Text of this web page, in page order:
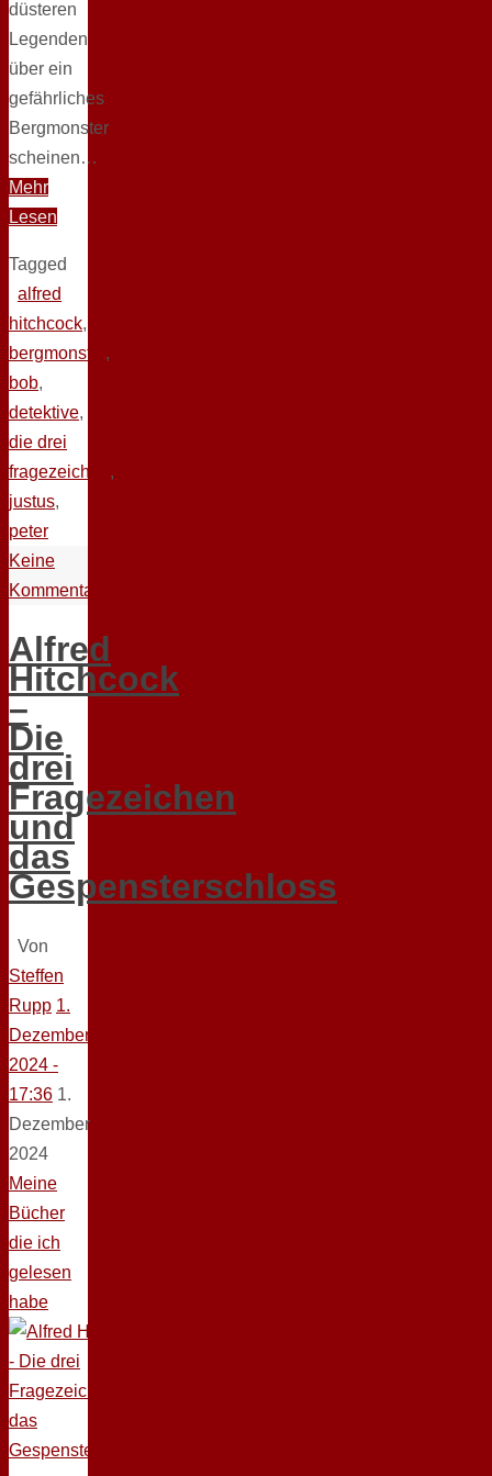
düsteren
Legenden
über ein
gefährliches
Bergmonster
scheinen…
Mehr
Lesen
Tagged
alfred
hitchcock,
bergmonster ,
bob,
detektive,
die drei
fragezeichen ,
justus,
peter
Keine
Kommentare
Alfred
Hitchcock
–
Die
drei
Fragezeichen
und
das
Gespensterschloss
Von
Steffen
Rupp 1.
Dezember
2024 -
17:36 1.
Dezember
2024
Meine
Bücher
die ich
gelesen
habe